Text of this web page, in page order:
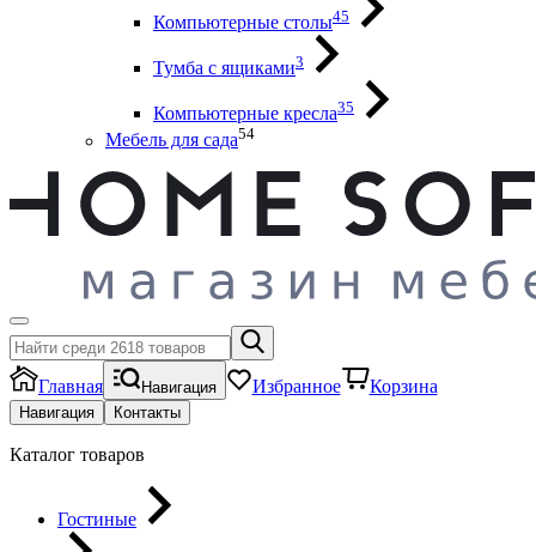
Компьютерные столы45
Тумба с ящиками3
Компьютерные кресла35
Мебель для сада54
Главная Навигация Избранное Корзина
Навигация Контакты
Каталог товаров
Гостиные